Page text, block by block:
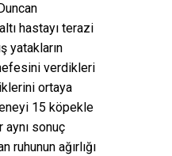
hastayı terazi
yatakların
verdikleri
ortaya
15 köpekle
sonuç
ağırlığı